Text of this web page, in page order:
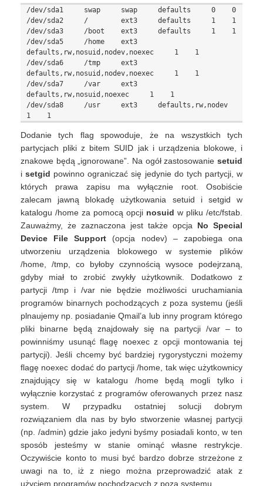
/dev/sda1     swap     swap     defaults     0    0
/dev/sda2     /        ext3     defaults     1    1
/dev/sda3     /boot    ext3     defaults     1    1
/dev/sda5     /home    ext3
defaults,rw,nosuid,nodev,noexec     1    1
/dev/sda6     /tmp     ext3
defaults,rw,nosuid,nodev,noexec     1    1
/dev/sda7     /var     ext3
defaults,rw,nosuid,noexec     1    1
/dev/sda8     /usr     ext3     defaults,rw,nodev
Dodanie tych flag spowoduje, że na wszystkich tych
partycjach pliki z bitem SUID jak i urządzenia blokowe, i
znakowe będą „ignorowane”. Na ogół zastosowanie setuid
isetgid powinno ograniczać się jedynie do tych partycji, w
których prawa zapisu ma wyłącznie root. Osobiście
zalecam jawną blokadę użytkowania setuid i setgid w
katalogu /home za pomocą opcji nosuid w pliku /etc/fstab.
Zauważmy, że zaznaczona jest także opcja No Special
Device File Support (opcja nodev) – zapobiega ona
utworzeniu urządzenia blokowego w systemie plików
/home, /tmp, co byłoby czynnością wysoce podejrzaną,
gdyby miał to zrobić zwykły użytkownik. Dodatkowo z
partycji /tmp i /var nie będzie możliwości uruchamiania
programów binarnych pochodzących z poza systemu (jeśli
plnaujemy np. posiadanie Qmail’a lub inny program którego
pliki binarne będą znajdowały się na partycji /var – to
powinniśmy usunąć flagę noexec z opcji montowania tej
partycji). Jeśli chcemy być bardziej rygorystyczni możemy
flagę noexec dodać do partycji /home, tak więc użytkownicy
znajdujący się w katalogu /home będą mogli tylko i
wyłącznie korzystać z programów oferowanych przez nasz
system. W przypadku ostatniej solucji dobrym
rozwiązaniem dla nas by było stworzenie własnej partycji
(np. /admin) gdzie jako jedyni byśmy posiadali konto, w ten
sposób jesteśmy w stanie ominąć własne restrykcje.
Oczywiście konto to musi być bardzo dobrze strzeżone z
uwagi na to, iż z niego można przeprowadzić atak z
użyciem programów pochodzących z poza systemu.